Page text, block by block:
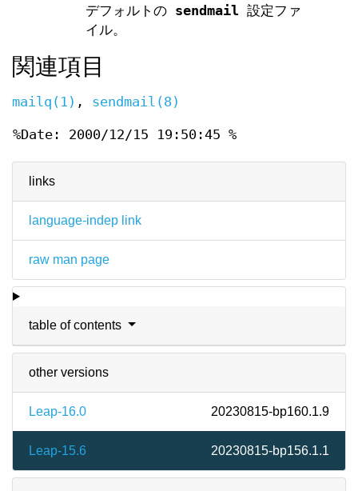
links
language-indep link
raw man page
table of contents
other versions
Leap-16.0 20230815-bp160.1.9
Leap-15.6 20230815-bp156.1.1
デフォルトの sendmail 設定ファ
イル。
関連項目
mailq(1) , sendmail(8)
%Date: 2000/12/15 19:50:45 %